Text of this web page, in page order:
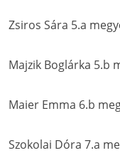
Zsiros Sára 5.a
Majzik Boglárka 5.b
Maier Emma 6.b
Szokolai Dóra 7.a